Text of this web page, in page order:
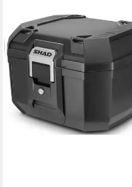
SHAD
Handgepäck-Topcase TR41
Terra Topcase
121,60 €
in 3-4 Werktagen bei dir